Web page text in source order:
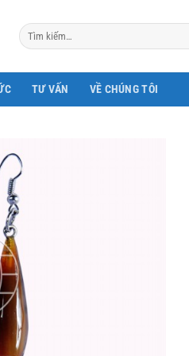
Tìm
kiếm:
TƯ VẤN VỀ CHÚNG TÔI